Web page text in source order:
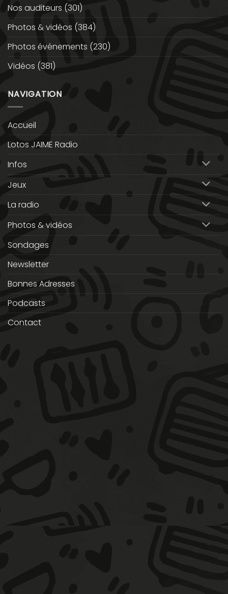
Nos auditeurs (301)
Photos & vidéos (384)
Photos événements (230)
Vidéos (381)
NAVIGATION
Accueil
Lotos JAIME Radio
Infos
Jeux
La radio
Photos & vidéos
Sondages
Newsletter
Bonnes Adresses
Podcasts
Contact